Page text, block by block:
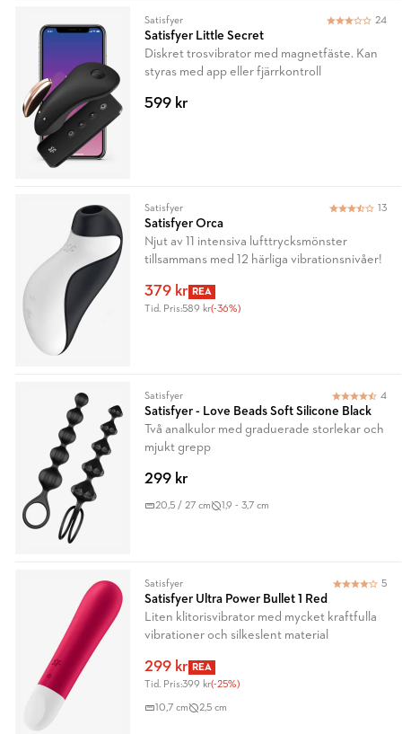
24
Satisfyer
Satisfyer Little Secret
Diskret trosvibrator med magnetfäste. Kan
styras med app eller fjärrkontroll
599 kr
13
Satisfyer
Satisfyer Orca
Njut av 11 intensiva lufttrycksmönster
tillsammans med 12 härliga vibrationsnivåer!
379 kr REA
Tid. Pris:589 kr(-36%)
4
Satisfyer
Satisfyer - Love Beads Soft Silicone Black
Två analkulor med graduerade storlekar och
mjukt grepp
299 kr
20,5 / 27 cm 1,9 - 3,7 cm
5
Satisfyer
Satisfyer Ultra Power Bullet 1 Red
Liten klitorisvibrator med mycket kraftfulla
vibrationer och silkeslent material
299 kr REA
Tid. Pris:399 kr(-25%)
10,7 cm 2,5 cm